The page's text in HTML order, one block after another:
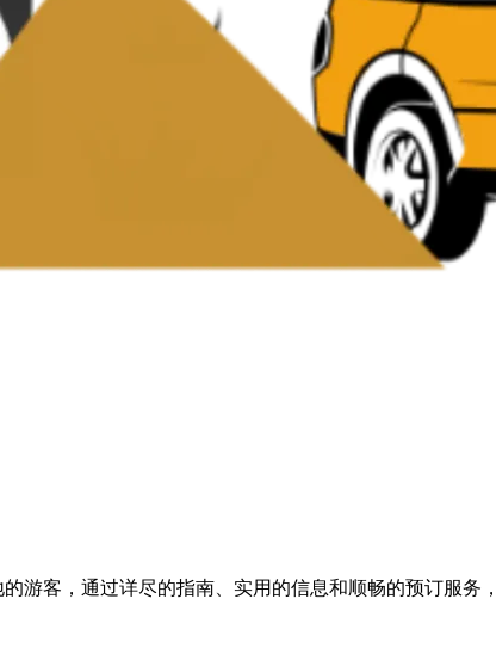
游客，通过详尽的指南、实用的信息和顺畅的预订服